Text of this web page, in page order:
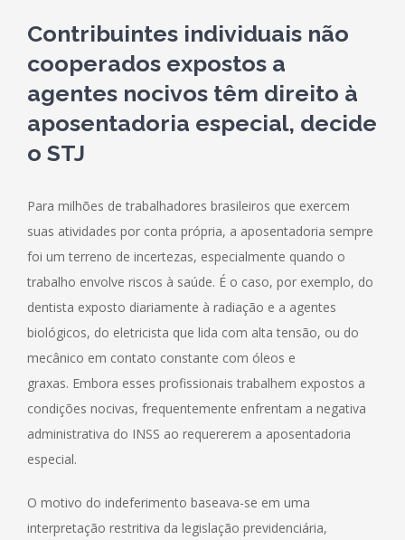
Contribuintes individuais não
cooperados expostos a
agentes nocivos têm direito à
aposentadoria especial, decide
o STJ
Para milhões de trabalhadores brasileiros que exercem
suas atividades por conta própria, a aposentadoria sempre
foi um terreno de incertezas, especialmente quando o
trabalho envolve riscos à saúde. É o caso, por exemplo, do
dentista exposto diariamente à radiação e a agentes
biológicos, do eletricista que lida com alta tensão, ou do
mecânico em contato constante com óleos e
graxas. Embora esses profissionais trabalhem expostos a
condições nocivas, frequentemente enfrentam a negativa
administrativa do INSS ao requererem a aposentadoria
especial.
O motivo do indeferimento baseava-se em uma
interpretação restritiva da legislação previdenciária,